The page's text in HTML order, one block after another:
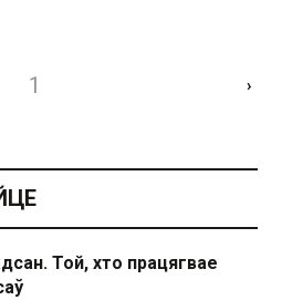
1 ›
Той, хто працягвае